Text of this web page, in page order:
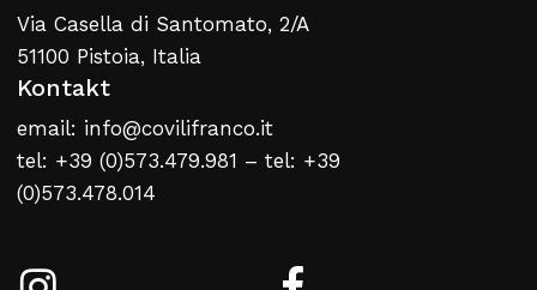
Via Casella di Santomato, 2/A
51100 Pistoia, Italia
Kontakt
email: info@covilifranco.it
tel: +39 (0)573.479.981 – tel: +39
(0)573.478.014